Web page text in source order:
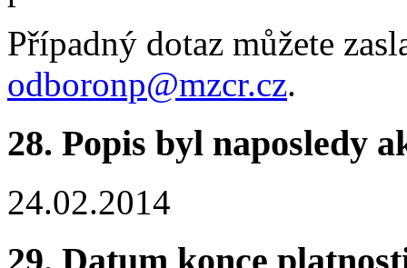
Případný dotaz můžete
odboronp@mzcr.cz.
28. Popis byl naposledy
24.02.2014